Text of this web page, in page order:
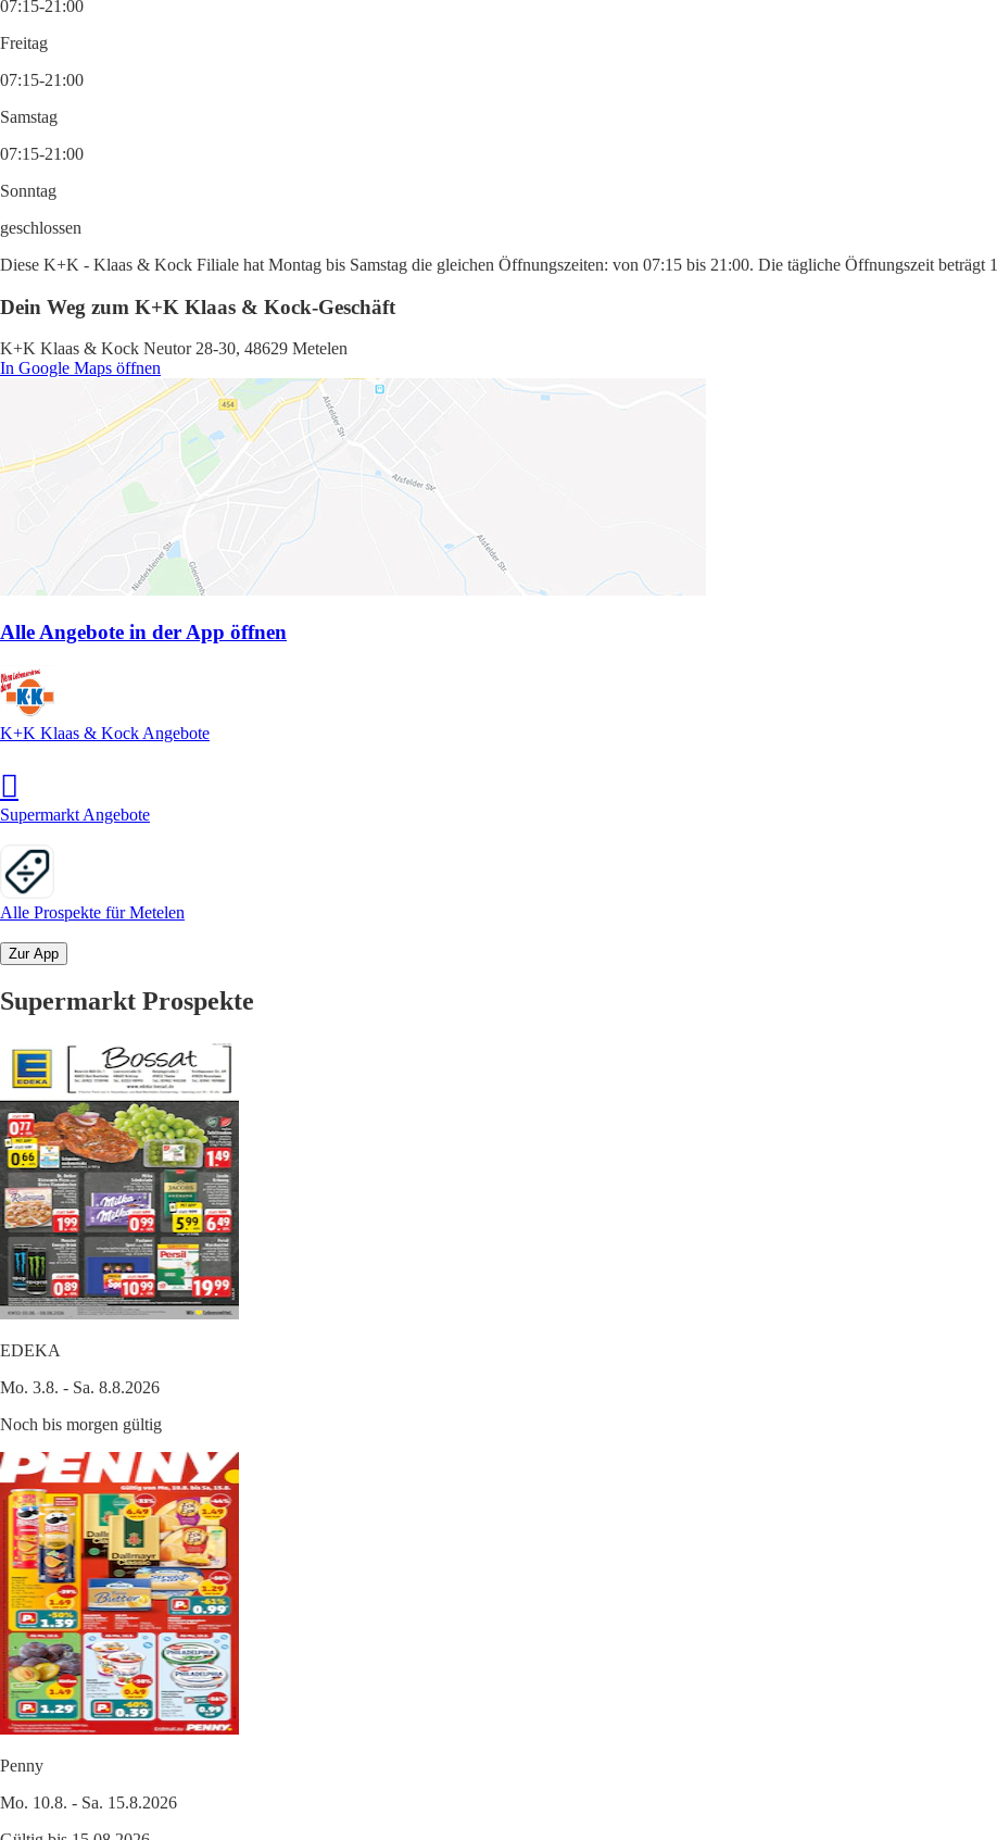
07:15-21:00
Freitag
07:15-21:00
Samstag
07:15-21:00
Sonntag
geschlossen
Diese K+K - Klaas & Kock Filiale hat Montag bis Samstag die gleichen Öffnungszeiten: von 07:15 bis 21:00. Die tägliche Öffnungszeit beträgt
Dein Weg zum K+K Klaas & Kock-Geschäft
K+K Klaas & Kock Neutor 28-30, 48629 Metelen
In Google Maps öffnen
Alle Angebote in der App öffnen
K+K Klaas & Kock Angebote
Supermarkt Angebote
Alle Prospekte für Metelen
Zur App
Supermarkt Prospekte
EDEKA
Mo. 3.8. - Sa. 8.8.2026
Noch bis morgen gültig
Penny
Mo. 10.8. - Sa. 15.8.2026